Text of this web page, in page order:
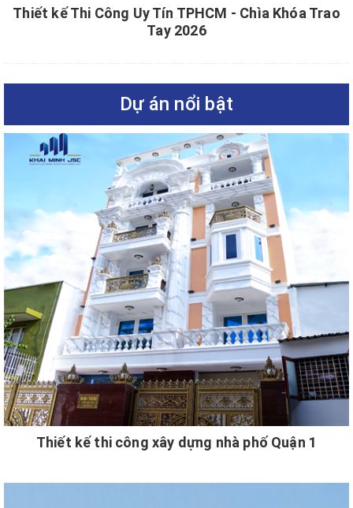
Thiết kế Thi Công Uy Tín TPHCM - Chìa Khóa Trao
Tay 2026
Dự án nổi bật
Thiết kế thi công xây dựng nhà phố Quận 1